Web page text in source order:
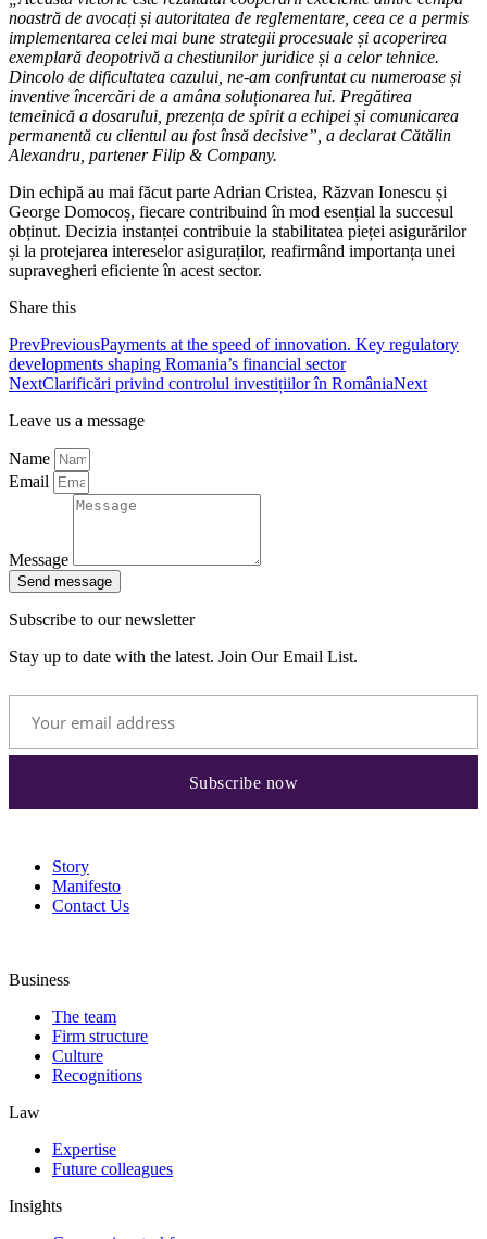
noastră de avocați și autoritatea de reglementare, ceea ce a permis
implementarea celei mai bune strategii procesuale și acoperirea
exemplară deopotrivă a chestiunilor juridice și a celor tehnice.
Dincolo de dificultatea cazului, ne-am confruntat cu numeroase și
inventive încercări de a amâna soluționarea lui. Pregătirea
temeinică a dosarului, prezența de spirit a echipei și comunicarea
permanentă cu clientul au fost însă decisive”, a declarat Cătălin
Alexandru , partener Filip & Company.
Din echipă au mai făcut parte Adrian Cristea, Răzvan Ionescu și
George Domocoș, fiecare contribuind în mod esențial la succesul
obținut. Decizia instanței contribuie la stabilitatea pieței asigurărilor
și la protejarea intereselor asiguraților, reafirmând importanța unei
supravegheri eficiente în acest sector.
Share this
PrevPreviousPayments at the speed of innovation. Key regulatory
developments shaping Romania’s financial sector
NextClarificări privind controlul investițiilor în RomâniaNext
Leave us a message
Name
Email
Message
Send message
Subscribe to our newsletter
Stay up to date with the latest. Join Our Email List.
Story
Manifesto
Contact Us
Business
The team
Firm structure
Culture
Recognitions
Law
Expertise
Future colleagues
Insights